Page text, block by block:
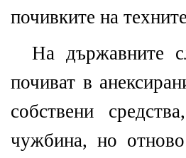
почивките на
На държавните
почиват в
собствени
чужбина, но